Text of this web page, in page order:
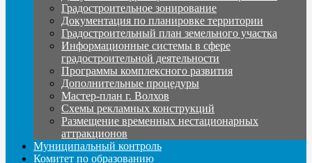
Градостроительное зонирование
Документация по планировке территории
Градостроительный план земельного участка
Информационные системы в сфере
градостроительной деятельности
Программы комплексного развития
Дополнительные процедуры
Мастер-план г. Волхов
Схемы рекламных конструкций
Размещение временных нестационарных
аттракционов
Муниципальный контроль
Комитет по образованию